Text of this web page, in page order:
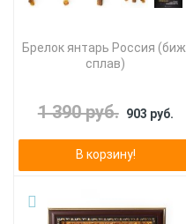
Брелок янтарь Россия (биж.
сплав)
1 390 руб. 903 руб.
В корзину!